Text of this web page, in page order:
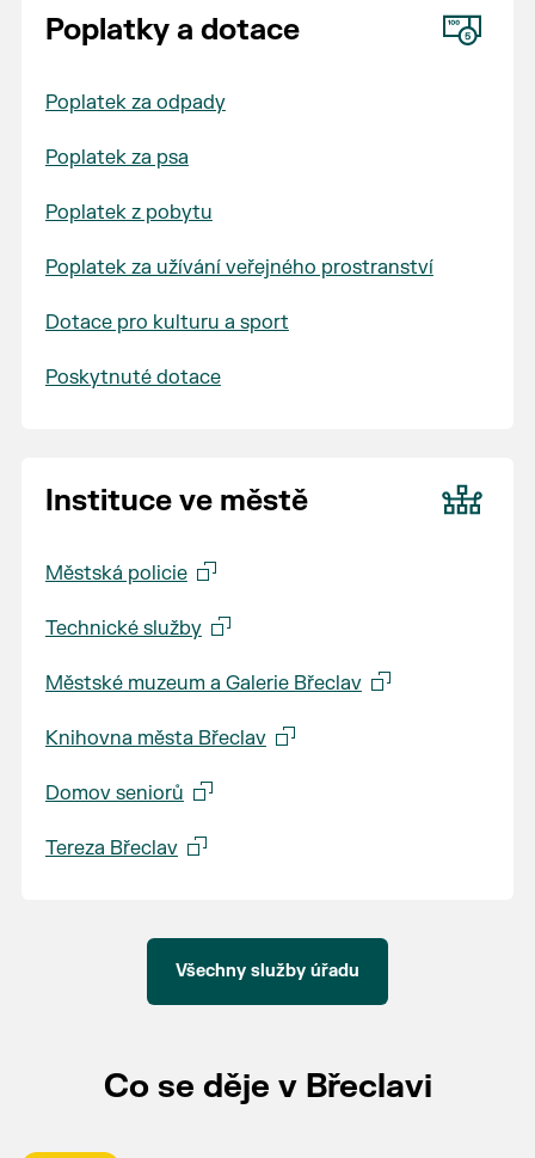
Poplatky a dotace
Poplatek za odpady
Poplatek za psa
Poplatek z pobytu
Poplatek za užívání veřejného prostranství
Dotace pro kulturu a sport
Poskytnuté dotace
Instituce ve městě
Městská policie
Technické služby
Městské muzeum a Galerie Břeclav
Knihovna města Břeclav
Domov seniorů
Tereza Břeclav
Všechny služby úřadu
Co se děje v Břeclavi